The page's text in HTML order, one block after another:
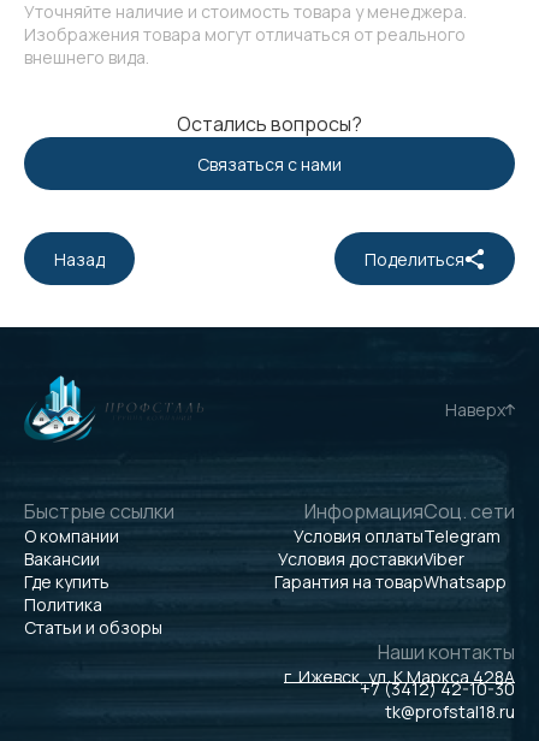
Уточняйте наличие и стоимость товара у менеджера.
Изображения товара могут отличаться от реального
внешнего вида.
Остались вопросы?
Связаться с нами
Назад Поделиться
Наверх
Быстрые ссылки
О компании
Вакансии
Где купить
Политика
Статьи и обзоры
Информация
Условия оплаты
Условия доставки
Гарантия на товар
Соц. сети
Telegram
Viber
Whatsapp
Наши контакты
г. Ижевск, ул. К.Маркса 428А
+7 (3412) 42-10-30
tk@profstal18.ru